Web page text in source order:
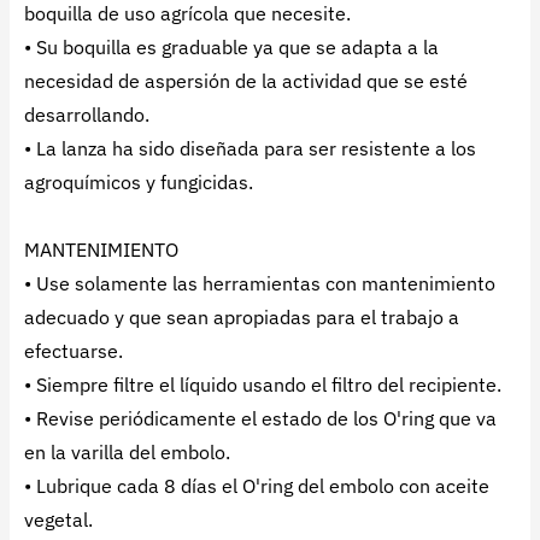
boquilla de uso agrícola que necesite.
• Su boquilla es graduable ya que se adapta a la
necesidad de aspersión de la actividad que se esté
desarrollando.
• La lanza ha sido diseñada para ser resistente a los
agroquímicos y fungicidas.
MANTENIMIENTO
• Use solamente las herramientas con mantenimiento
adecuado y que sean apropiadas para el trabajo a
efectuarse.
• Siempre filtre el líquido usando el filtro del recipiente.
• Revise periódicamente el estado de los O'ring que va
en la varilla del embolo.
• Lubrique cada 8 días el O'ring del embolo con aceite
vegetal.